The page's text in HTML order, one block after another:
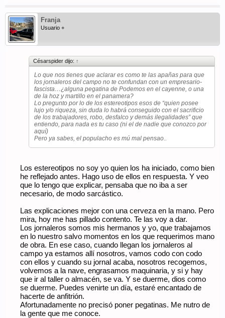
Franja
Usuario +
Césarspider dijo: ↑
Lo que nos tienes que aclarar es como te las apañas para que
los jornaleros del campo no te confundan con un empresario-
fascista…¿alguna pegatina de Podemos en el cayenne, o una
de la hoz y martillo en el panamera?
Lo pregunto por lo de los estereotipos esos de “quien posee
lujo y/o riqueza, sin duda lo habrá conseguido con el sacrificio
de los trabajadores, robo, desfalco y demás ilegalidades” que
entiendo, para nada es tu caso (ni el de nadie que conozco por
aquí)
Pero ya sabes, el populacho es mú mal pensao..
Los estereotipos no soy yo quien los ha iniciado, como bien
he reflejado antes. Hago uso de ellos en respuesta. Y veo
que lo tengo que explicar, pensaba que no iba a ser
necesario, de modo sarcástico.
Las explicaciones mejor con una cerveza en la mano. Pero
mira, hoy me has pillado contento. Te las voy a dar.
Los jornaleros somos mis hermanos y yo, que trabajamos
en lo nuestro salvo momentos en los que requerimos mano
de obra. En ese caso, cuando llegan los jornaleros al
campo ya estamos allí nosotros, vamos codo con codo
con ellos y cuando su jornal acaba, nosotros recogemos,
volvemos a la nave, engrasamos maquinaria, y si y hay
que ir al taller o almacén, se va. Y se duerme, dios como
se duerme. Puedes venirte un día, estaré encantado de
hacerte de anfitrión.
Afortunadamente no precisó poner pegatinas. Me nutro de
la gente que me conoce.